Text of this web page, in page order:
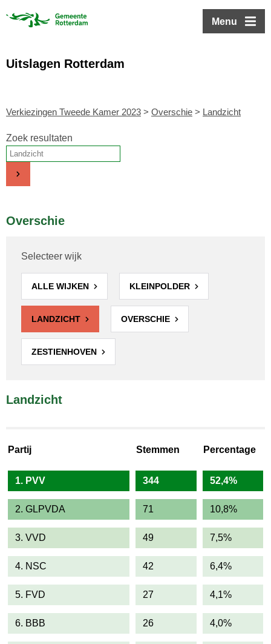
Menu
Uitslagen Rotterdam
Verkiezingen Tweede Kamer 2023 > Overschie > Landzicht
Zoek resultaten
Overschie
Selecteer wijk
ALLE WIJKEN KLEINPOLDER
LANDZICHT OVERSCHIE
ZESTIENHOVEN
Landzicht
Partij Stemmen Percentage
1. PVV 344 52,4%
2. GLPVDA 71 10,8%
3. VVD 49 7,5%
4. NSC 42 6,4%
5. FVD 27 4,1%
6. BBB 26 4,0%